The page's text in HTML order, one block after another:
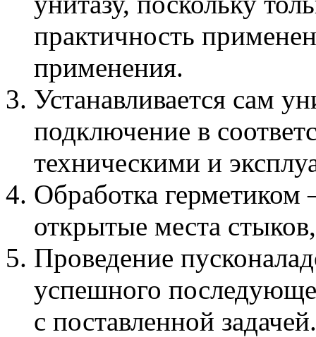
практичность
применения.
Устанавливается сам
подключение в
техническими и
Обработка герметиком
открытые места
Проведение
успешного
с поставленной задачей.